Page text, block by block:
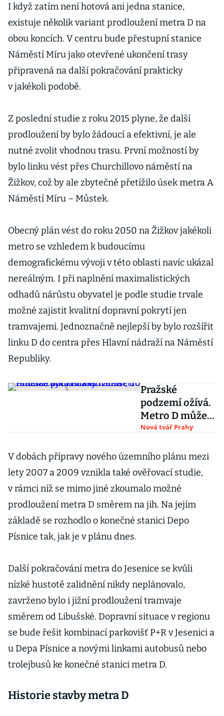
I když zatím není hotová ani jedna stanice,
existuje několik variant prodloužení metra D na
obou koncích. V centru bude přestupní stanice
Náměstí Míru jako otevřené ukončení trasy
připravená na další pokračování prakticky
v jakékoli podobě.
Z poslední studie z roku 2015 plyne, že další
prodloužení by bylo žádoucí a efektivní, je ale
nutné zvolit vhodnou trasu. První možností by
bylo linku vést přes Churchillovo náměstí na
Žižkov, což by ale zbytečně přetížilo úsek metra A
Náměstí Míru – Můstek.
Obecný plán vést do roku 2050 na Žižkov jakékoli
metro se vzhledem k budoucímu
demografickému vývoji v této oblasti navíc ukázal
nereálným. I při naplnění maximalistických
odhadů nárůstu obyvatel je podle studie trvale
možné zajistit kvalitní dopravní pokrytí jen
tramvajemi. Jednoznačně nejlepší by bylo rozšířit
linku D do centra přes Hlavní nádraží na Náměstí
Republiky.
Pražské
podzemí ožívá.
Metro D může
být mnohem
zamíří vlaky i
auta
Nová tvář Prahy
V dobách přípravy nového územního plánu mezi
lety 2007 a 2009 vznikla také ověřovací studie,
v rámci níž se mimo jiné zkoumalo možné
prodloužení metra D směrem na jih. Na jejím
základě se rozhodlo o konečné stanici Depo
Písnice tak, jak je v plánu dnes.
Další pokračování metra do Jesenice se kvůli
nízké hustotě zalidnění nikdy neplánovalo,
zavrženo bylo i jižní prodloužení tramvaje
směrem od Libušské. Dopravní situace v regionu
se bude řešit kombinací parkovišť P+R v Jesenici a
u Depa Písnice a novými linkami autobusů nebo
trolejbusů ke konečné stanici metra D.
Historie stavby metra D